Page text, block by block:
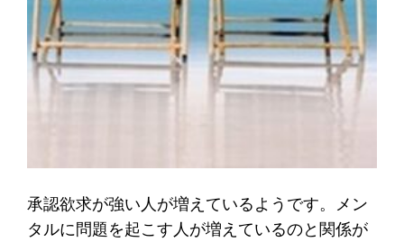
承認欲求が強い人が増えているようです。メン
タルに問題を起こす人が増えているのと関係が